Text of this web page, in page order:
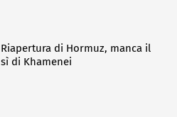
Riapertura di Hormuz, manca il
sì di Khamenei